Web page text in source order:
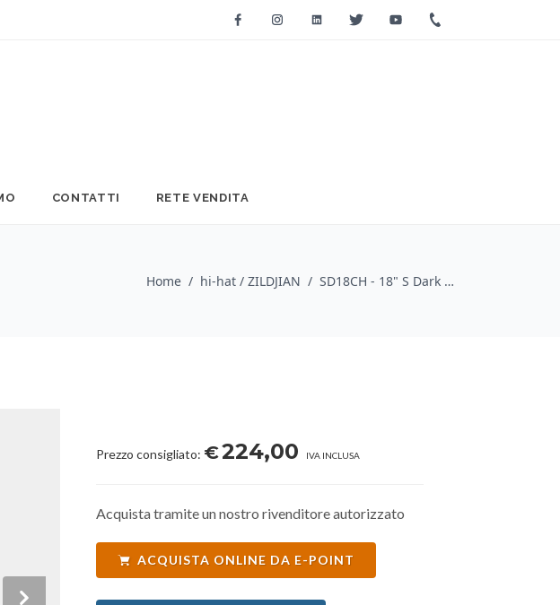
FacebookInstagramLinkedinTwitter Youtube
CONTATTI RETE VENDITA
Home / hi-hat / ZILDJIAN / SD18CH - 18" S Dark China
Prezzo consigliato: €224,00 IVA INCLUSA
Acquista tramite un nostro rivenditore autorizzato
ACQUISTA ONLINE DA E-POINT